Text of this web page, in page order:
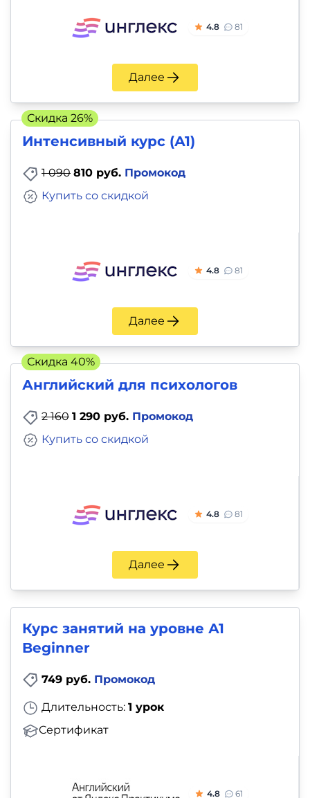
4.8 81
Далее
Интенсивный курс (А1)
1 090 810 руб. Промокод
Купить со скидкой
4.8 81
Далее
Скидка 26%
Английский для психологов
2 160 1 290 руб. Промокод
Купить со скидкой
4.8 81
Далее
Скидка 40%
Курс занятий на уровне А1
Beginner
749 руб. Промокод
Длительность: 1 урок
Сертификат
4.8 61